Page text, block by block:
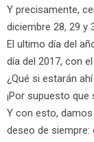
Y precisamente,
diciembre 28, 29 y
El ultimo día del
día del 2017, con
¿Qué si estarán
¡Por supuesto que
Y con esto,
deseo de siempre: